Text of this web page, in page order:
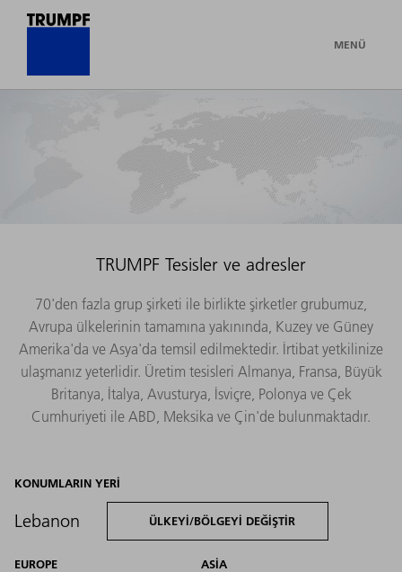
MENÜ
TRUMPF Tesisler ve adresler
70'den fazla grup şirketi ile birlikte şirketler grubumuz,
Avrupa ülkelerinin tamamına yakınında, Kuzey ve Güney
Amerika'da ve Asya'da temsil edilmektedir. İrtibat yetkilinize
ulaşmanız yeterlidir. Üretim tesisleri Almanya, Fransa, Büyük
Britanya, İtalya, Avusturya, İsviçre, Polonya ve Çek
Cumhuriyeti ile ABD, Meksika ve Çin'de bulunmaktadır.
KONUMLARIN YERI
Lebanon ÜLKEYI/BÖLGEYI DEĞIŞTIR
EUROPE ASIA